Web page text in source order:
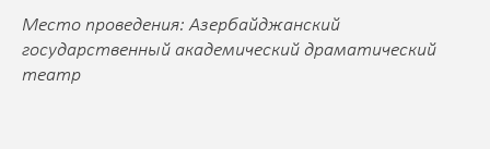
Место проведения: Азербайджанский
государственный академический драматический
театр